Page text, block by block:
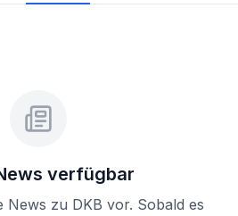
verfügbar
News zu DKB vor. Sobald es